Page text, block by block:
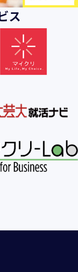
させていただく方
ブラウザや携帯電
す。
で利用すること
に基づき公表し
いただける環境整
い合せ等への対応
の調査・データ集
どのご案内を送
うため
ポリシー等（以下
に対する対応のた
ス